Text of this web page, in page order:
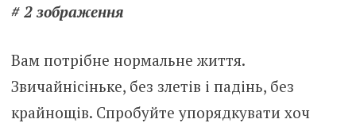
# 2 зображення
Вам потрібне нормальне життя.
Звичайнісіньке, без злетів і падінь, без
крайнощів. Спробуйте упорядкувати хоч